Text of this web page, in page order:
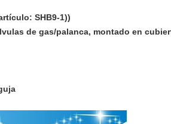
SHB9-1))
de gas/palanca, montado en